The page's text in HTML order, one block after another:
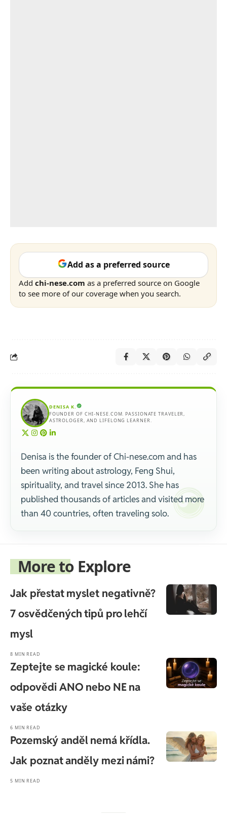
Add as a preferred source
Add chi-nese.com as a preferred source on Google
to see more of our coverage when you search.
DENISA K.
FOUNDER OF CHI-NESE.COM. PASSIONATE TRAVELER,
ASTROLOGER, AND LIFELONG LEARNER.
Denisa is the founder of Chi-nese.com and has
been writing about astrology, Feng Shui,
spirituality, and travel since 2013. She has
published thousands of articles and visited more
than 40 countries, often traveling solo.
More to Explore
Jak přestat myslet negativně?
7 osvědčených tipů pro lehčí
mysl
8 MIN READ
Zeptejte se magické koule:
odpovědi ANO nebo NE na
vaše otázky
6 MIN READ
Pozemský anděl nemá křídla.
Jak poznat anděly mezi námi?
5 MIN READ